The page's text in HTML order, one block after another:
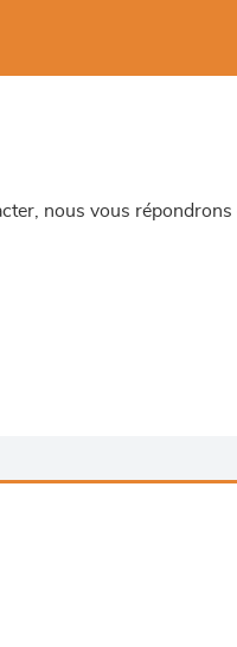
nous vous